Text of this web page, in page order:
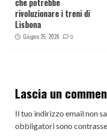
rivoluzionare i treni di
Lisbona
Giugno 25, 2026 0
Lascia un
Il tuo indirizzo email non
obbligatori sono